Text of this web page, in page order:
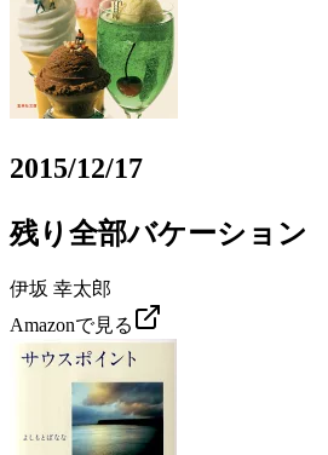
2015/12/17
残り全部バケーション
伊坂 幸太郎
Amazonで見る